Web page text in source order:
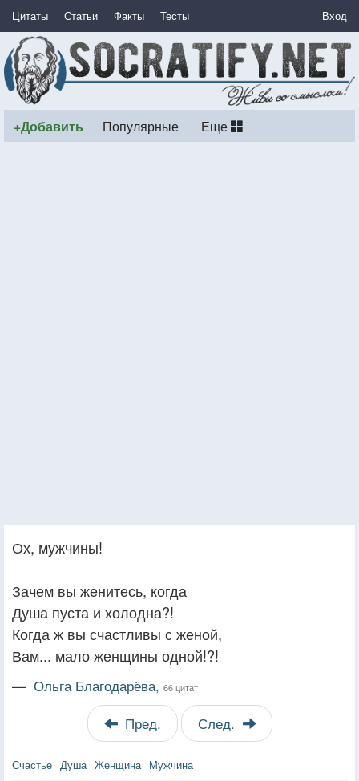
Цитаты Статьи Факты Тесты Вход
+Добавить Популярные Еще
Ох, мужчины!
Зачем вы женитесь, когда
Душа пуста и холодна?!
Когда ж вы счастливы с женой,
Вам... мало женщины одной!?!
— Ольга Благодарёва, 66 цитат
Пред. След.
Счастье Душа Женщина Мужчина